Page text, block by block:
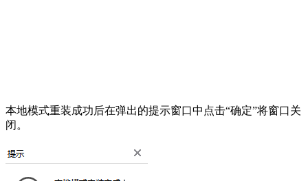
本地模式重装成功后在弹出的提示窗口中点击“确定”将窗口关
闭。